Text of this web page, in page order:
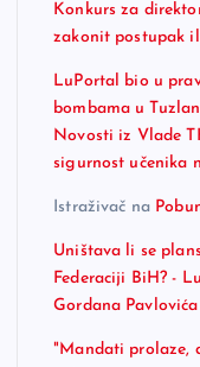
Konkurs za
zakonit postupak
LuPortal bio u
bombama u
Novosti iz Vlade
sigurnost učenika
Istraživač na
Uništava li se
Federaciji BiH? -
Gordana
"Mandati prolaze,